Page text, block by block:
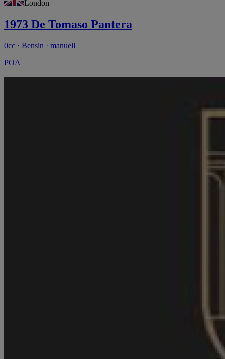
London
1973 De Tomaso Pantera
0cc · Bensin · manuell
POA